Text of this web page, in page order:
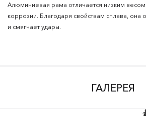
Алюминиевая рама отличается низким весом
коррозии. Благодаря свойствам сплава, она
и смягчает удары.
ГАЛЕРЕЯ